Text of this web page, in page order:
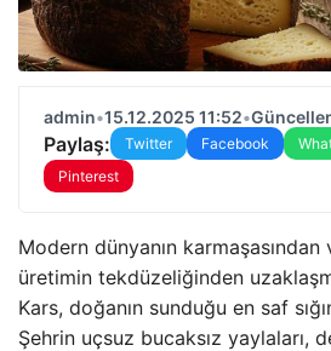
admin•15.12.2025 11:52•
Paylaş: Twitter Facebook
Pinterest
Modern dünyanın
üretimin tekdüzeliğinden
Kars, doğanın sunduğu en saf
Şehrin uçsuz bucaksız yaylaları,